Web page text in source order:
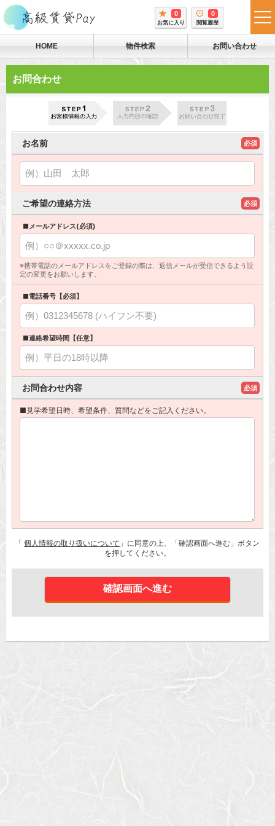
0
お気に入り
0
閲覧履歴
HOME 物件検索 お問い合わせ
お問合わせ
お名前 必須
ご希望の連絡方法 必須
■メールアドレス(必須)
※携帯電話のメールアドレスをご登録の際は、返信メールが受信できるよう設
定の変更をお願いします。
■電話番号【必須】
■連絡希望時間【任意】
お問合わせ内容 必須
■見学希望日時、希望条件、質問などをご記入ください。
「個人情報の取り扱いについて 」に同意の上、「確認画面へ進む」ボタン
を押してください。